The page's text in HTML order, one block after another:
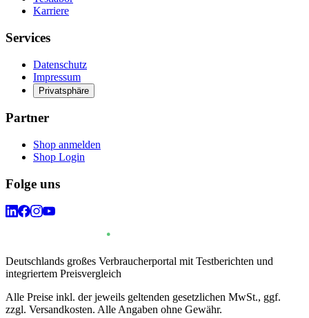
Karriere
Services
Datenschutz
Impressum
Privatsphäre
Partner
Shop anmelden
Shop Login
Folge uns
Deutschlands großes Verbraucherportal mit Testberichten und
integriertem Preisvergleich
Alle Preise inkl. der jeweils geltenden gesetzlichen MwSt., ggf.
zzgl. Versandkosten. Alle Angaben ohne Gewähr.